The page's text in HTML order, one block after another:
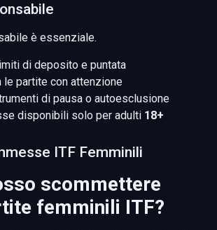
è essenziale.
di deposito e puntata
le partite con attenzione
di pausa o autoesclusione
disponibili solo per adulti 18+
ITF Femminili
scommettere
femminili ITF?